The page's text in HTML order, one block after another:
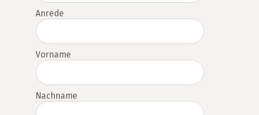
Anrede
Vorname
Nachname